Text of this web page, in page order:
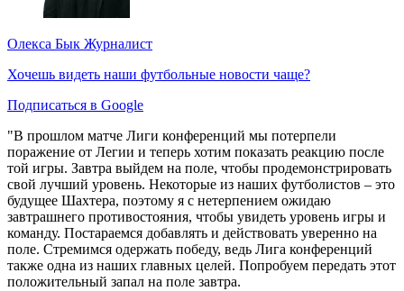
Олекса Бык Журналист
Хочешь видеть наши футбольные новости чаще?
Подписаться в Google
"В прошлом матче Лиги конференций мы потерпели
поражение от Легии и теперь хотим показать реакцию после
той игры. Завтра выйдем на поле, чтобы продемонстрировать
свой лучший уровень. Некоторые из наших футболистов – это
будущее Шахтера, поэтому я с нетерпением ожидаю
завтрашнего противостояния, чтобы увидеть уровень игры и
команду. Постараемся добавлять и действовать уверенно на
поле. Стремимся одержать победу, ведь Лига конференций
также одна из наших главных целей. Попробуем передать этот
положительный запал на поле завтра.